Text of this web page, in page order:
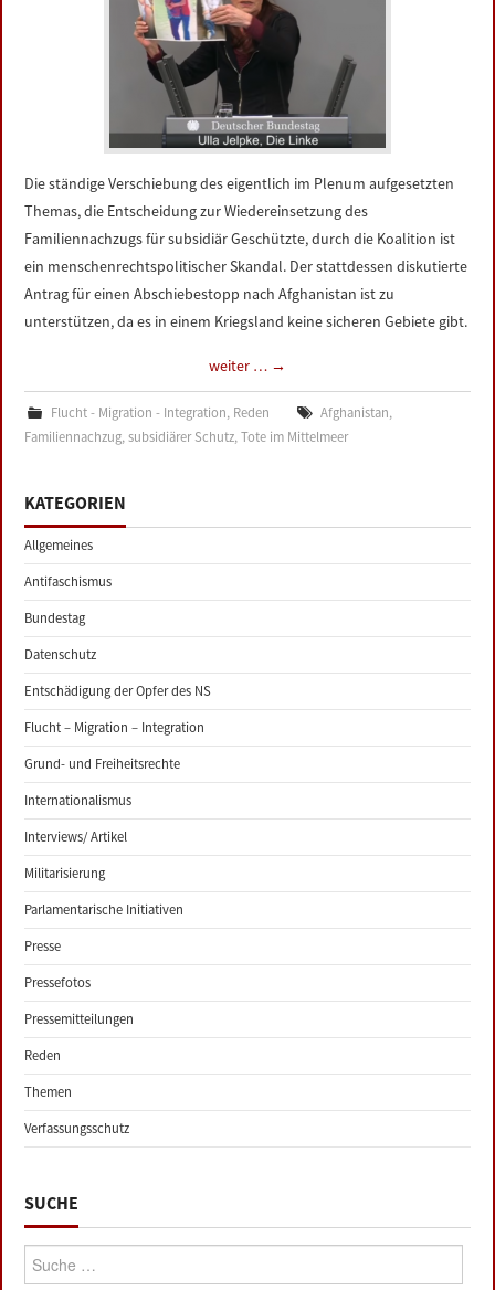
Die ständige Verschiebung des eigentlich im Plenum aufgesetzten
Themas, die Entscheidung zur Wiedereinsetzung des
Familiennachzugs für subsidiär Geschützte, durch die Koalition ist
ein menschenrechtspolitischer Skandal. Der stattdessen diskutierte
Antrag für einen Abschiebestopp nach Afghanistan ist zu
unterstützen, da es in einem Kriegsland keine sicheren Gebiete gibt.
weiter … →
Flucht - Migration - Integration, Reden Afghanistan,
Familiennachzug,subsidiärer Schutz,Tote im Mittelmeer
KATEGORIEN
Allgemeines
Antifaschismus
Bundestag
Datenschutz
Entschädigung der Opfer des NS
Flucht – Migration – Integration
Grund- und Freiheitsrechte
Internationalismus
Interviews/ Artikel
Militarisierung
Parlamentarische Initiativen
Presse
Pressefotos
Pressemitteilungen
Reden
Themen
Verfassungsschutz
SUCHE
Suche: